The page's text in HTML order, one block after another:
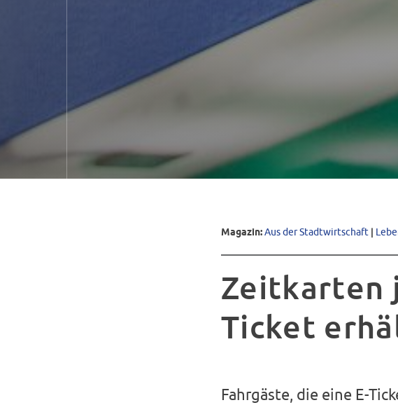
Magazin:Aus der Stadtwirtschaft |
Zeitkarten
Ticket
Fahrgäste, die eine E-